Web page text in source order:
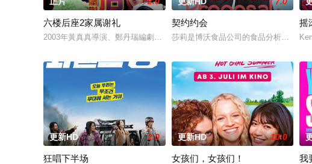
六楼后座2家属谢礼
2003年黃真真導演、鄭丹瑞編劇的喜劇《六樓后座》拍出香港新一代的愛情
契约约会
莎莉是博沃食品公司的食品分析师，如
摇
更新HD 2.0
狂唱下半场
更新HD 10.0
女孩们，女孩们！ 我